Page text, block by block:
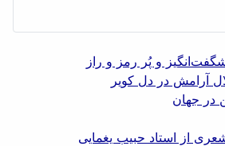
و پُر رمز و راز
آرامش در دل کویر
در جهان
از استاد حبیب یغمایی